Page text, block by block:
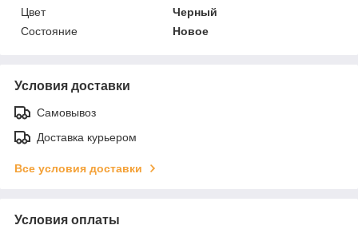
Цвет
Черный
Состояние
Новое
Условия доставки
Самовывоз
Доставка курьером
Все условия доставки
Условия оплаты